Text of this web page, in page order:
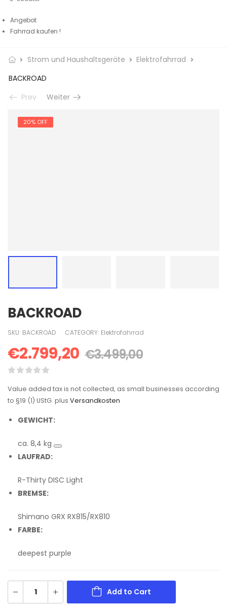
Angebot
Fahrrad kaufen !
Strom und Haushaltsgeräte
Elektrofahrrad
BACKROAD
Prev
Weiter
20% OFF
BACKROAD
SKU: BACKROAD CATEGORY: Elektrofahrrad
€2.799,20 €3.499,00
Value added tax is not collected, as small businesses according
to §19 (1) UStG. plus Versandkosten
GEWICHT:
ca. 8,4 kg
LAUFRAD:
R-Thirty DISC Light
BREMSE:
Shimano GRX RX815/RX810
FARBE:
deepest purple
Add to Cart